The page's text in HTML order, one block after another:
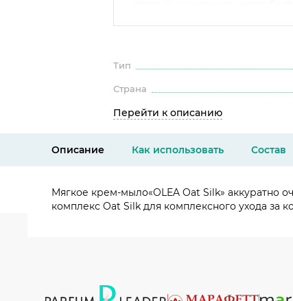
консультантов по номеру 8 800 200 78 80.
Тип
Страна
Перейти к описанию
Описание Как использовать Состав
Мягкое крем-мыло«OLEA Oat Silk» аккуратно
комплекс Oat Silk для комплексного ухода за